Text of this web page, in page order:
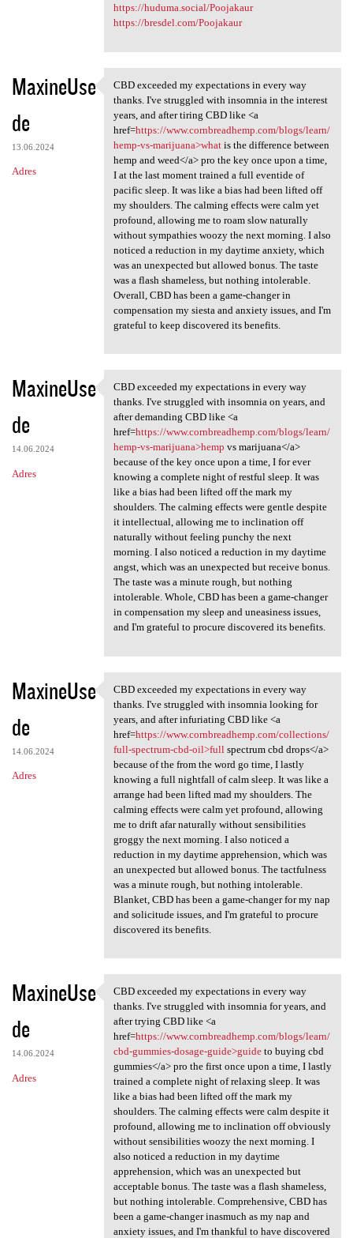
https://huduma.social/Poojakaur
https://bresdel.com/Poojakaur
MaxineUse
de
13.06.2024
Adres
CBD exceeded my expectations
CBD exceeded my expectations in every way
thanks. I've struggled with insomnia in the interest
years, and after tiring CBD like <a
href=https://www.cornbreadhemp.com/blogs/learn/
hemp-vs-marijuana>whatis the difference between
hemp and weed</a> pro the key once upon a time,
I at the last moment trained a full eventide of
pacific sleep. It was like a bias had been lifted off
my shoulders. The calming effects were calm yet
profound, allowing me to roam slow naturally
without sympathies woozy the next morning. I also
noticed a reduction in my daytime anxiety, which
was an unexpected but allowed bonus. The taste
was a flash shameless, but nothing intolerable.
Overall, CBD has been a game-changer in
compensation my siesta and anxiety issues, and I'm
grateful to keep discovered its benefits.
MaxineUse
de
14.06.2024
Adres
CBD exceeded my expectations
CBD exceeded my expectations in every way
thanks. I've struggled with insomnia on years, and
after demanding CBD like <a
href=https://www.cornbreadhemp.com/blogs/learn/
hemp-vs-marijuana>hemp vs marijuana</a>
because of the key once upon a time, I for ever
knowing a complete night of restful sleep. It was
like a bias had been lifted off the mark my
shoulders. The calming effects were gentle despite
it intellectual, allowing me to inclination off
naturally without feeling punchy the next
morning. I also noticed a reduction in my daytime
angst, which was an unexpected but receive bonus.
The taste was a minute rough, but nothing
intolerable. Whole, CBD has been a game-changer
in compensation my sleep and uneasiness issues,
and I'm grateful to procure discovered its benefits.
MaxineUse
de
14.06.2024
Adres
CBD exceeded my expectations
CBD exceeded my expectations in every way
thanks. I've struggled with insomnia looking for
years, and after infuriating CBD like <a
href=https://www.cornbreadhemp.com/collections/
full-spectrum-cbd-oil>full spectrum cbd drops</a>
because of the from the word go time, I lastly
knowing a full nightfall of calm sleep. It was like a
arrange had been lifted mad my shoulders. The
calming effects were calm yet profound, allowing
me to drift afar naturally without sensibilities
groggy the next morning. I also noticed a
reduction in my daytime apprehension, which was
an unexpected but allowed bonus. The tactfulness
was a minute rough, but nothing intolerable.
Blanket, CBD has been a game-changer for my nap
and solicitude issues, and I'm grateful to procure
discovered its benefits.
MaxineUse
de
14.06.2024
Adres
CBD exceeded my expectations
CBD exceeded my expectations in every way
thanks. I've struggled with insomnia for years, and
after trying CBD like <a
href=https://www.cornbreadhemp.com/blogs/learn/
cbd-gummies-dosage-guide>guideto buying cbd
gummies</a> pro the first once upon a time, I lastly
trained a complete night of relaxing sleep. It was
like a bias had been lifted off the mark my
shoulders. The calming effects were calm despite it
profound, allowing me to inclination off obviously
without sensibilities woozy the next morning. I
also noticed a reduction in my daytime
apprehension, which was an unexpected but
acceptable bonus. The taste was a flash shameless,
but nothing intolerable. Comprehensive, CBD has
been a game-changer inasmuch as my nap and
anxiety issues, and I'm thankful to have discovered